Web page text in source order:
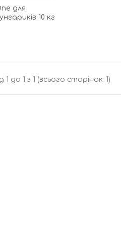
для
10 кг
1 до 1 з 1 (всього сторінок: 1)